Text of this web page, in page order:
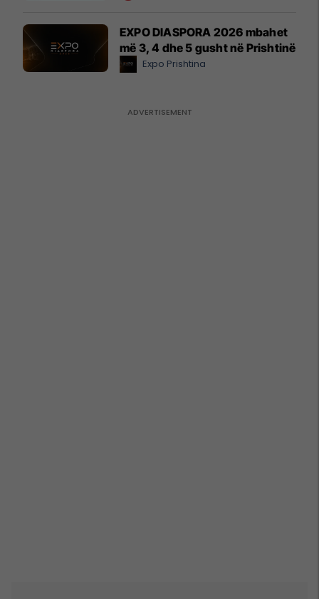
EXPO DIASPORA 2026 mbahet
më 3, 4 dhe 5 gusht në Prishtinë
Expo Prishtina